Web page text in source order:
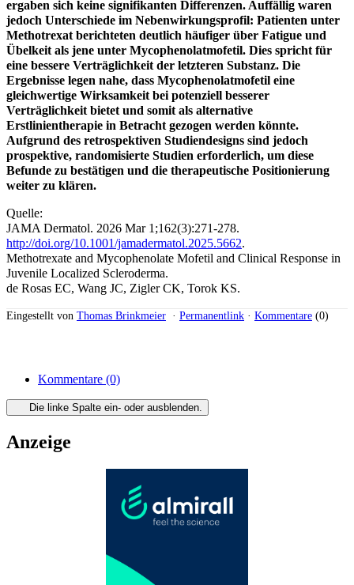
ergaben sich keine signifikanten Differenzen. Auffällig waren
jedoch Unterschiede im Nebenwirkungsprofil: Patienten unter
Methotrexat berichteten deutlich häufiger über Fatigue und
Übelkeit als jene unter Mycophenolatmofetil. Dies spricht für
eine bessere Verträglichkeit der letzteren Substanz. Die
Ergebnisse legen nahe, dass Mycophenolatmofetil eine
gleichwertige Wirksamkeit bei potenziell besserer
Verträglichkeit bietet und somit als alternative
Erstlinientherapie in Betracht gezogen werden könnte.
Aufgrund des retrospektiven Studiendesigns sind jedoch
prospektive, randomisierte Studien erforderlich, um diese
Befunde zu bestätigen und die therapeutische Positionierung
weiter zu klären.
Quelle:
JAMA Dermatol. 2026 Mar 1;162(3):271-278.
http://doi.org/10.1001/jamadermatol.2025.5662.
Methotrexate and Mycophenolate Mofetil and Clinical Response in
Juvenile Localized Scleroderma.
de Rosas EC, Wang JC, Zigler CK, Torok KS.
Eingestellt von Thomas Brinkmeier · Permanentlink · Kommentare (0)
Kommentare (0)
Die linke Spalte ein- oder ausblenden.
Anzeige